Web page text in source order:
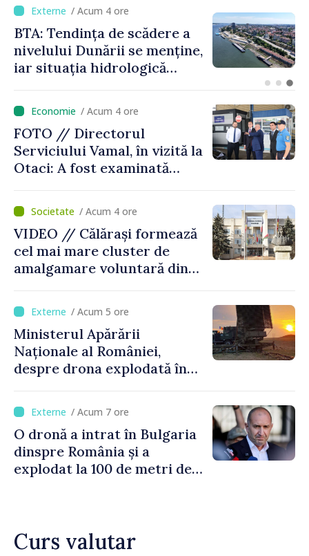
/ Acum 1 oră
Energocom a asigurat
necesarul de energie
electrică pentru 8 august.
cetățenii să reducă
consumul în orele de vârf
/ Acum 4 ore
FOTO // Directorul
Serviciului Vamal, în vizită la
Otaci: A fost examinată
control vamal cu un scanner
performant/ Acum 4 ore
VIDEO // Călărași formează
cel mai mare cluster de
amalgamare voluntară din
orășenesc a aprobat decizia
finală
/ Acum 5 ore
Ministerul Apărării
Naționale al României,
despre drona explodată în
nu au detectat niciun
vehicul aerian”
/ Acum 7 ore
O dronă a intrat în Bulgaria
dinspre România și a
explodat la 100 de metri de
Curs valutar